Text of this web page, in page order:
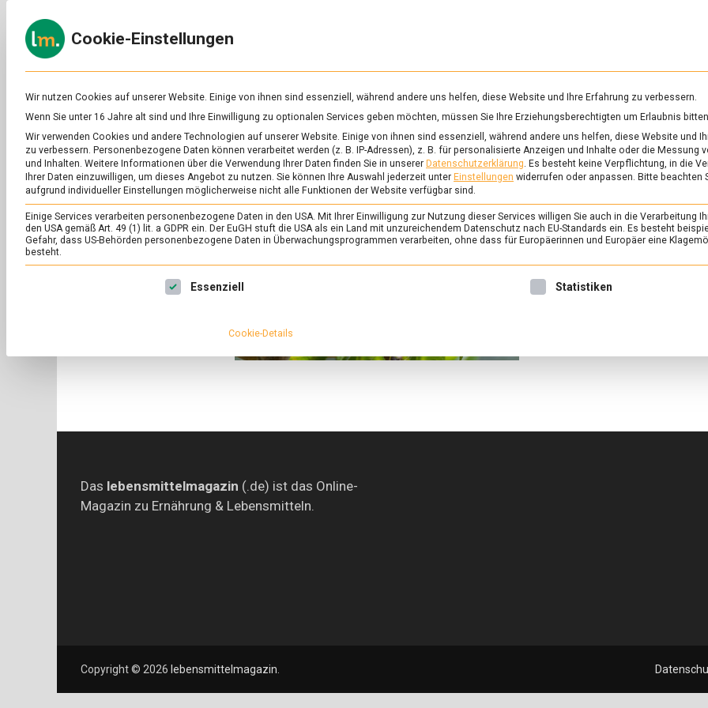
to
content
zu
&
Ernährung
SCHLAGWORT: ENERGIEBOMBE
ERNÄHRUNG & GESUNDHEIT/
Tag der Mandel –
16. Februar 2022 Manon
echte Energiebombe und
Fettsäuren und Proteine –
Das lebensmittelmagazin (.de) ist das Online-
Magazin zu Ernährung & Lebensmitteln.
Copyright © 2026 lebensmittelmagazin
Cookie-Einstellungen
Wir nutzen Cookies auf unserer Website. Einige von ihnen sind essenziell, während andere uns helfen, diese Website und Ihre Erfahrung zu verbessern.
Wenn Sie unter 16 Jahre alt sind und Ihre Einwilligung zu optionalen Services geben möchten, müssen Sie Ihre Erziehungsberechtigten um Erlaubnis
Wir verwenden Cookies und andere Technologien auf unserer Website. Einige von ihnen sind essenziell, während andere uns helfen, diese Website und
zu verbessern. Personenbezogene Daten können verarbeitet werden (z. B. IP-Adressen), z. B. für personalisierte Anzeigen und Inhalte oder die Messung
und Inhalten. Weitere Informationen über die Verwendung Ihrer Daten finden Sie in unserer Datenschutzerklärung. Es besteht keine Verpflichtung, in die
Ihrer Daten einzuwilligen, um dieses Angebot zu nutzen. Sie können Ihre Auswahl jederzeit unter Einstellungen widerrufen oder anpassen. Bitte beachten
aufgrund individueller Einstellungen möglicherweise nicht alle Funktionen der Website verfügbar sind.
Einige Services verarbeiten personenbezogene Daten in den USA. Mit Ihrer Einwilligung zur Nutzung dieser Services willigen Sie auch in die Verarbeitung
den USA gemäß Art. 49 (1) lit. a GDPR ein. Der EuGH stuft die USA als ein Land mit unzureichendem Datenschutz nach EU-Standards ein. Es besteht
Gefahr, dass US-Behörden personenbezogene Daten in Überwachungsprogrammen verarbeiten, ohne dass für Europäerinnen und Europäer eine
besteht.
Es folgt eine Liste der Service-Gruppen, für die eine Einwilligung erteilt werden kann. Die erste Service-Gruppe ist
Essenziell Statistiken
Cookie-Details